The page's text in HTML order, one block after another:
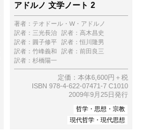
アドルノ 文学ノート 2
著者： テオドール・W・アドルノ
訳者： 三光長治 訳者： 高木昌史
訳者： 圓子修平 訳者： 恒川隆男
訳者： 竹峰義和 訳者： 前田良三
訳者： 杉橋陽一
定価：本体6,600円＋税
ISBN 978-4-622-07471-7 C1010
2009年9月25日発行
哲学・思想・宗教
現代哲学・現代思想